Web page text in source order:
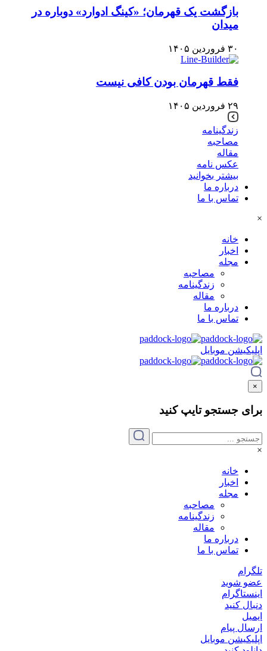
بازگشت یک قهرمان؛ «کینگ ادوارد» دوباره در
میدان
۳۰ فروردین ۱۴۰۵
فقط قهرمان بودن کافی نیست
۲۹ فروردین ۱۴۰۵
زندگینامه
مصاحبه
مقاله
عکس نامه
بیشتر بخوانید
درباره ما
تماس با ما
×
خانه
اخبار
مجله
مصاحبه
زندگینامه
مقاله
درباره ما
تماس با ما
اپلیکیشن موبایل
×
برای جستجو تایپکنید
×
خانه
اخبار
مجله
مصاحبه
زندگینامه
مقاله
درباره ما
تماس با ما
تلگرام
عضو شوید
اینستاگرام
دنبال کنید
ایمیل
ارسال پیام
اپلیکیشن موبایل